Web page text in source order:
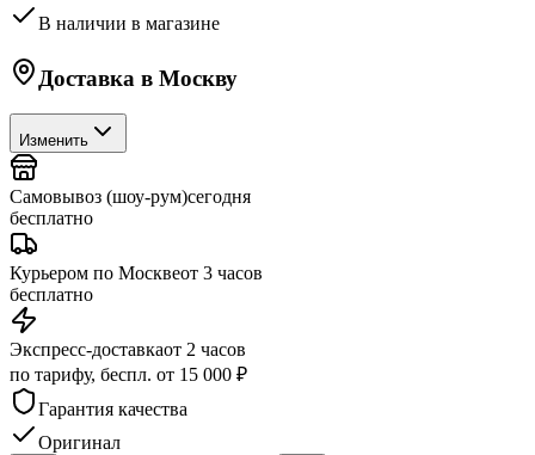
В наличии в магазине
Доставка в Москву
Изменить
Самовывоз (шоу-рум)сегодня
бесплатно
Курьером по Москвеот 3 часов
бесплатно
Экспресс-доставкаот 2 часов
по тарифу, беспл. от 15 000 ₽
Гарантия качества
Оригинал